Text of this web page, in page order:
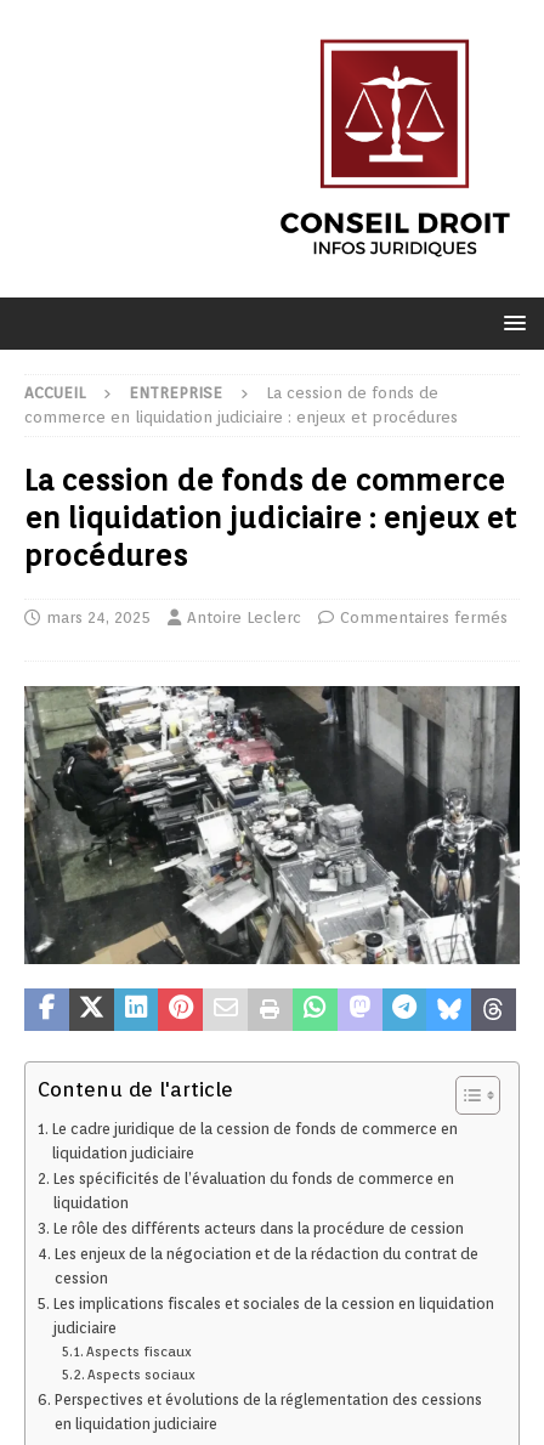
ACCUEIL ENTREPRISE
La cession de fonds de
commerce en liquidation judiciaire : enjeux et procédures
La cession de fonds de commerce
en liquidation judiciaire : enjeux et
procédures
mars 24, 2025 Antoire Leclerc Commentaires fermés
Contenu de l'article
Le cadre juridique de la cession de fonds de commerce en
liquidation judiciaire
Les spécificités de l’évaluation du fonds de commerce en
liquidation
Le rôle des différents acteurs dans la procédure de cession
Les enjeux de la négociation et de la rédaction du contrat de
cession
Les implications fiscales et sociales de la cession en liquidation
judiciaire
Aspects fiscaux
Aspects sociaux
Perspectives et évolutions de la réglementation des cessions
en liquidation judiciaire